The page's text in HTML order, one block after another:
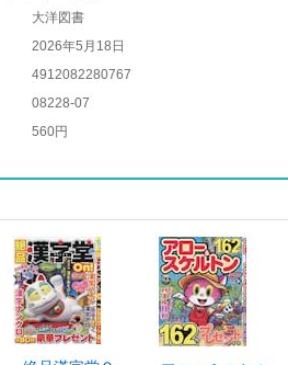
大洋図書
2026年5月18日
4912082280767
08228-07
560円